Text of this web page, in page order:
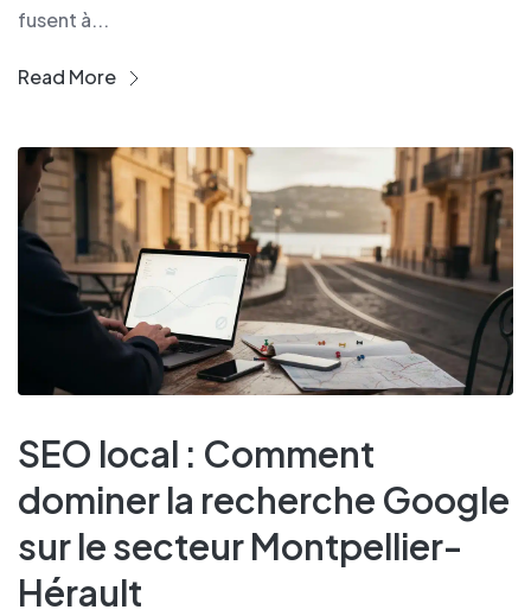
fusent à...
Read More
SEO local : Comment
dominer la recherche Google
sur le secteur Montpellier-
Hérault